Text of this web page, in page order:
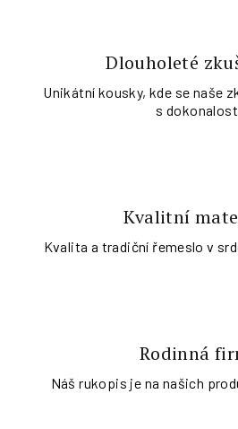
Dlouholeté
Unikátní kousky, kde se naše
s
Kvalitní
Kvalita a tradiční řemeslo v
Rodinná
Náš rukopis je na našich